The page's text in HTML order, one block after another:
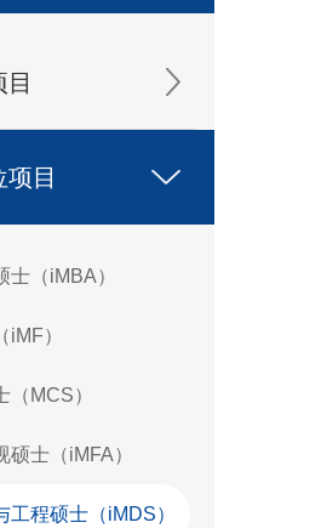
目
士（iMBA）
iMF）
（MCS）
硕士（iMFA）
工程硕士（iMDS）